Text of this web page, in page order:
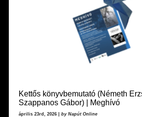
Kettős könyvbemutató (Németh
Szappanos Gábor) | Meghívó
április 23rd, 2026 | by Napút Online